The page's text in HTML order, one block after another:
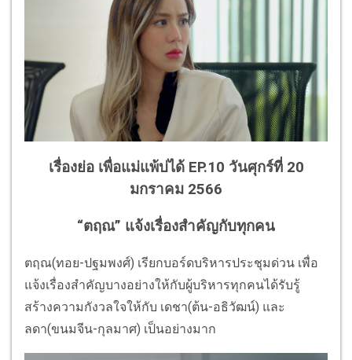
เรื่องย่อ เพื่อแม่แพ้บ่ได้ EP.10 วันศุกร์ที่ 20
มกราคม 2566
“ตฤณ” แจ้งเรื่องสำคัญกับทุกคน
ตฤณ(ทอย-ปฐมพงศ์) เรียกบอร์ดบริหารประชุมด่วน เพื่อ
แจ้งเรื่องสำคัญบางอย่างให้กับผู้บริหารทุกคนได้รับรู้
สร้างความกังวลใจให้กับ เดชา(ต้น-อธิวัฒน์) และ
ลดา(ขนมจีน-กุลมาศ) เป็นอย่างมาก